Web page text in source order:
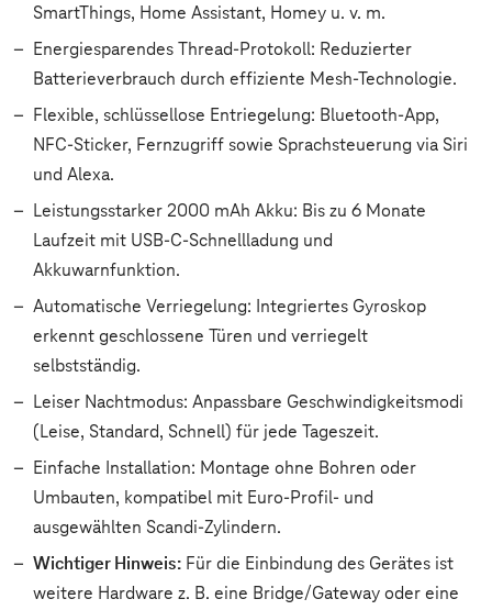
SmartThings, Home Assistant, Homey u. v. m.
Energiesparendes Thread-Protokoll: Reduzierter
Batterieverbrauch durch effiziente Mesh-Technologie.
Flexible, schlüssellose Entriegelung: Bluetooth-App,
NFC-Sticker, Fernzugriff sowie Sprachsteuerung via Siri
und Alexa.
Leistungsstarker 2000 mAh Akku: Bis zu 6 Monate
Laufzeit mit USB-C-Schnellladung und
Akkuwarnfunktion.
Automatische Verriegelung: Integriertes Gyroskop
erkennt geschlossene Türen und verriegelt
selbstständig.
Leiser Nachtmodus: Anpassbare Geschwindigkeitsmodi
(Leise, Standard, Schnell) für jede Tageszeit.
Einfache Installation: Montage ohne Bohren oder
Umbauten, kompatibel mit Euro-Profil- und
ausgewählten Scandi-Zylindern.
Wichtiger Hinweis: Für die Einbindung des Gerätes ist
weitere Hardware z. B. eine Bridge/Gateway oder eine